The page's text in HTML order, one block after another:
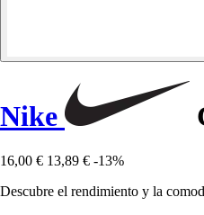
Nike
16,00 € 13,89 € -13%
Descubre el rendimiento y la